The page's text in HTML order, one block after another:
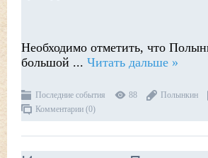
Необходимо отметить, что
большой ... Читать дальше »
Последние события 88 Полынкин
Комментарии (0)